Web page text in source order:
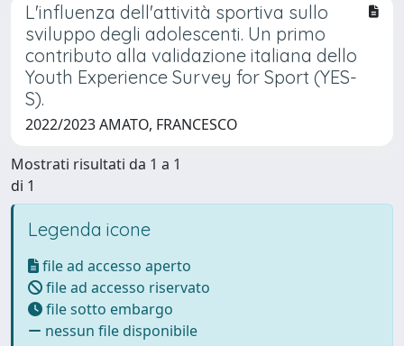
L'influenza dell'attività sportiva sullo
sviluppo degli adolescenti. Un primo
contributo alla validazione italiana dello
Youth Experience Survey for Sport (YES-
S).
2022/2023 AMATO, FRANCESCO
Mostrati risultati da 1 a 1
di 1
Legenda icone
file ad accesso aperto
file ad accesso riservato
file sotto embargo
nessun file disponibile